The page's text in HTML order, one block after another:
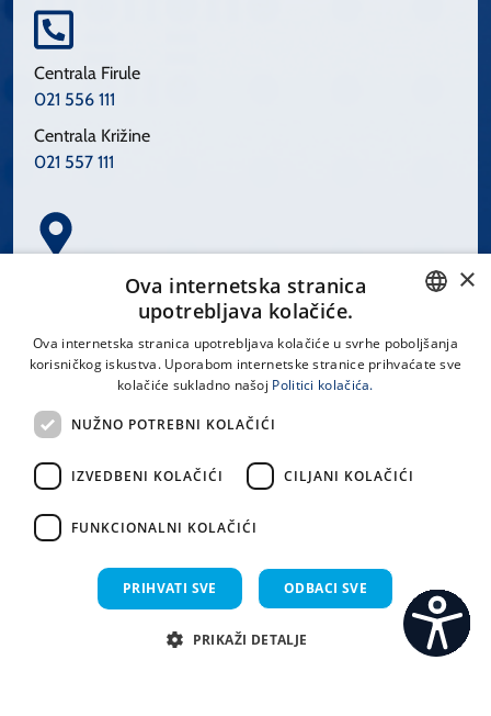
Centrala Firule
021 556 111
Centrala Križine
021 557 111
Spinčićeva 1, 21000 Split
LINKOVI
Uvjeti korištenja
CROATIAN
×
Ova internetska stranica
upotrebljava kolačiće.
Ova internetska stranica upotrebljava kolačiće u svrhe poboljšanja
korisničkog iskustva. Uporabom internetske stranice prihvaćate sve
kolačiće sukladno našoj Politici kolačića.
NUŽNO POTREBNI KOLAČIĆI
IZVEDBENI KOLAČIĆI CILJANI KOLAČIĆI
FUNKCIONALNI KOLAČIĆI
PRIHVATI SVE ODBACI SVE
PRIKAŽI DETALJE